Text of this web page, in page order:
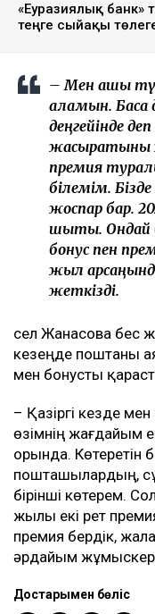
«Еуразиялық банк»
теңге сыйақы
– Мен ашық
аламын.
деңгейінде
жасыратыны
премия
білемім.
жоспар бар.
шықтық. Ондай
бонус пен
жыл
жеткізді.
Әсел Жанасова
кезеңде поштаны
мен бонусты
– Қазіргі кезде
өзімнің жағдайым
орында. Көтеретін
пошташылардың,
бірінші көтерем.
жылы екі рет
премия бердік,
әрдайым
Достарыңмен бөліс